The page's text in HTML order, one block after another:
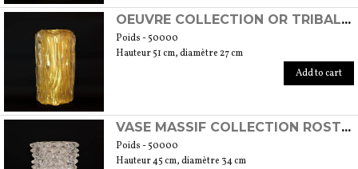
OEUVRE COLLECTION OR TRIBALE MOD. 4
Poids - 50000
Hauteur 51 cm, diamètre 27 cm
Add to cart
VASE MASSIF COLLECTION ROSTRATI CRISTAL
Poids - 50000
Hauteur 45 cm, diamètre 34 cm